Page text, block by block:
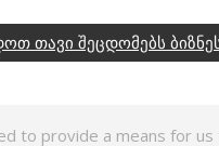
თავი შეცდომებს ბიზნეს
to provide a means for